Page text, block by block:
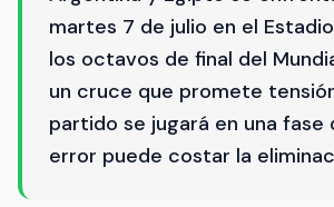
martes 7 de julio en el
los octavos de final del
un cruce que promete
partido se jugará en una fase
error puede costar la